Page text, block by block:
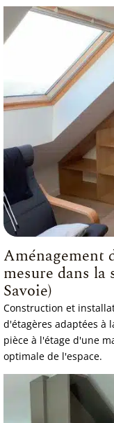
Aménagement
mesure dans la
Savoie)
Construction et
d'étagères adaptées à
pièce à l'étage d'une
optimale de l'espace.